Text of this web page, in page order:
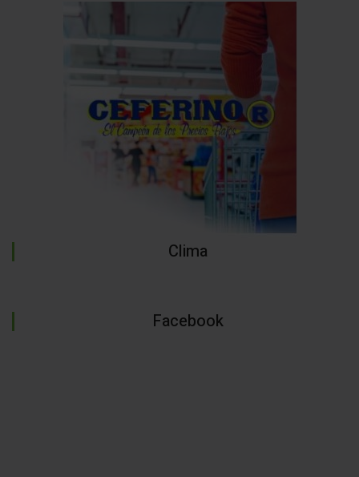
Clima
Facebook